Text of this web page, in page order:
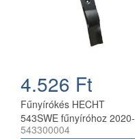
4.526 Ft
Fűnyírókés HECHT
543SWE fűnyíróhoz 2020-
21
543300004